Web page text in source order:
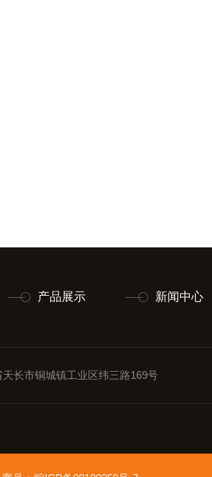
产品展示 新闻中心
长市铜城镇工业区纬三路169号